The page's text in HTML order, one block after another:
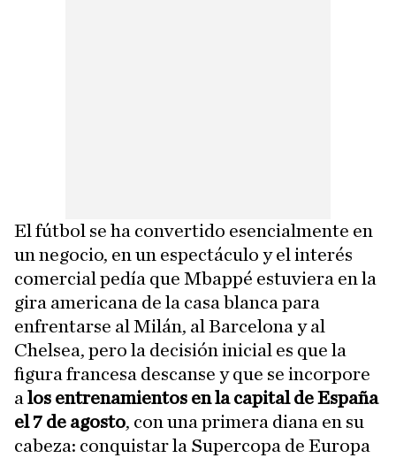
El fútbol se ha convertido esencialmente en
un negocio, en un espectáculo y el interés
comercial pedía que Mbappé estuviera en la
gira americana de la casa blanca para
enfrentarse al Milán, al Barcelona y al
Chelsea, pero la decisión inicial es que la
figura francesa descanse y que se incorpore
a los entrenamientos en la capital de España
el 7 de agosto, con una primera diana en su
cabeza: conquistar la Supercopa de Europa